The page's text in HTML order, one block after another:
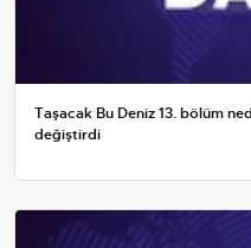
Taşacak Bu Deniz 13. bölüm
değiştirdi